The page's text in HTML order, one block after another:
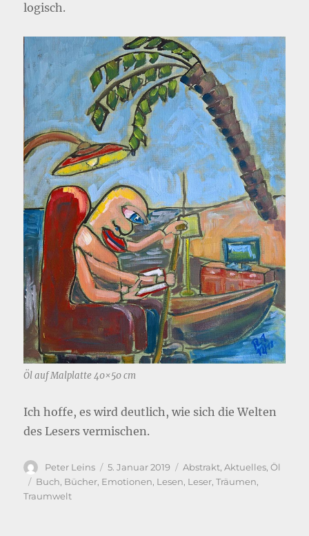
logisch.
Öl auf Malplatte 40×50 cm
Ich hoffe, es wird deutlich, wie sich die Welten
des Lesers vermischen.
Autor
Peter Leins
Veröffentlicht
am
5. Januar 2019 Kategorien
Abstrakt,Aktuelles,Öl
Schlagwörter
Buch, Bücher, Emotionen, Lesen, Leser,Träumen,
Traumwelt